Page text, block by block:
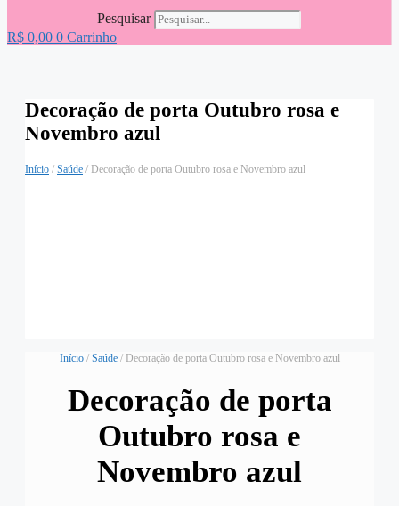
Pesquisar
R$ 0,00 0 Carrinho
Decoração de porta Outubro rosa e
Novembro azul
Início / Saúde / Decoração de porta Outubro rosa e Novembro azul
Início/ Saúde/ Decoração de porta Outubro rosa e Novembro azul
Decoração de porta
Outubro rosa e
Novembro azul